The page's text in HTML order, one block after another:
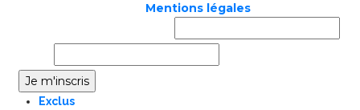
Mentions légales
Exclus